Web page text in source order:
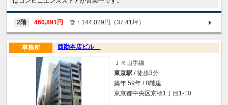
2階 460,891円 管：144,029円（37.41坪）
西勘本店ビル
事務所
ＪＲ山手線
東京駅 / 徒歩3分
築年 59年 / 8階建
東京都中央区京橋1丁目1-10